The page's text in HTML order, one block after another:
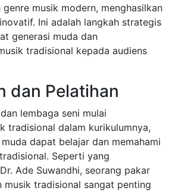
musik modern, menghasilkan
Ini adalah langkah strategis
generasi muda dan
tradisional kepada audiens
dan Pelatihan
lembaga seni mulai
tradisional dalam kurikulumnya,
dapat belajar dan memahami
Seperti yang
Ade Suwandhi, seorang pakar
musik tradisional sangat penting